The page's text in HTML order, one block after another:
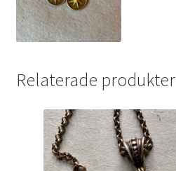
Relaterade produkter